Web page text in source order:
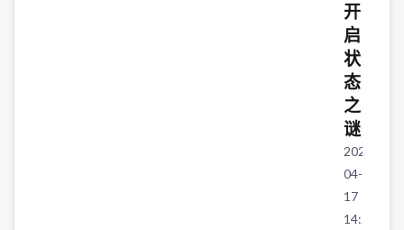
开
启
状
态
之
谜
2026-
04-
17
14:27:04